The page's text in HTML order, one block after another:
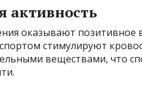
активность
оказывают позитивное
стимулируют
веществами, что